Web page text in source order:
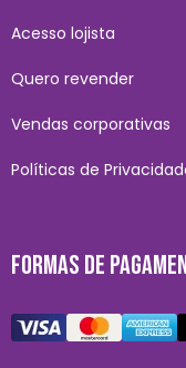
Acesso lojista
Quero revender
Vendas corporativas
Políticas de
FORMAS DE